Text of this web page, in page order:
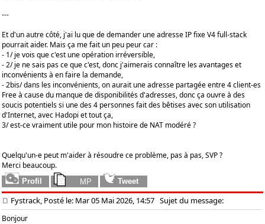
---
Et d'un autre côté, j'ai lu que de demander une adresse IP fixe V4 full-stack
pourrait aider. Mais ça me fait un peu peur car :
- 1/ je vois que c'est une opération irréversible,
- 2/ je ne sais pas ce que c'est, donc j'aimerais connaître les avantages et
inconvénients à en faire la demande,
- 2bis/ dans les inconvénients, on aurait une adresse partagée entre 4 client-es
Free à cause du manque de disponibilités d'adresses, donc ça ouvre à des
soucis potentiels si une des 4 personnes fait des bêtises avec son utilisation
d'Internet, avec Hadopi et tout ça,
3/ est-ce vraiment utile pour mon histoire de NAT modéré ?
Quelqu'un-e peut m'aider à résoudre ce problème, pas à pas, SVP ?
Merci beaucoup.
Fystrack, Posté le: Mar 05 Mai 2026, 14:57 Sujet du message:
Bonjour